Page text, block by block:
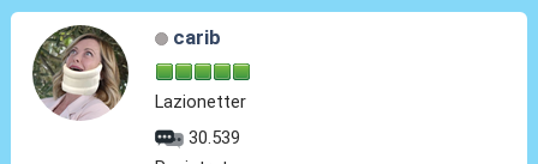
carib
Lazionetter
30.539